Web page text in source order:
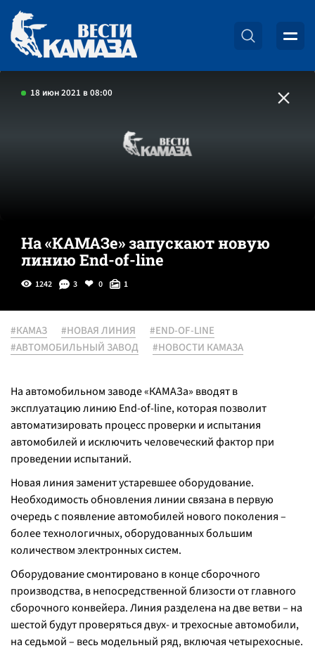
18 июн 2021 в 08:00
На «КАМАЗе» запускают новую
линию End-of-line
1242 3 0 1
#КАМАЗ #НОВАЯ ЛИНИЯ
#END-OF-LINE
#АВТОМОБИЛЬНЫЙ ЗАВОД
#НОВОСТИ КАМАЗА
На автомобильном заводе «КАМАЗа» вводят в
эксплуатацию линию End-of-line, которая позволит
автоматизировать процесс проверки и испытания
автомобилей и исключить человеческий фактор при
проведении испытаний.
Новая линия заменит устаревшее оборудование.
Необходимость обновления линии связана в первую
очередь с появление автомобилей нового поколения –
более технологичных, оборудованных большим
количеством электронных систем.
Оборудование смонтировано в конце сборочного
производства, в непосредственной близости от главного
сборочного конвейера. Линия разделена на две ветви – на
шестой будут проверяться двух- и трехосные автомобили,
на седьмой – весь модельный ряд, включая четырехосные.